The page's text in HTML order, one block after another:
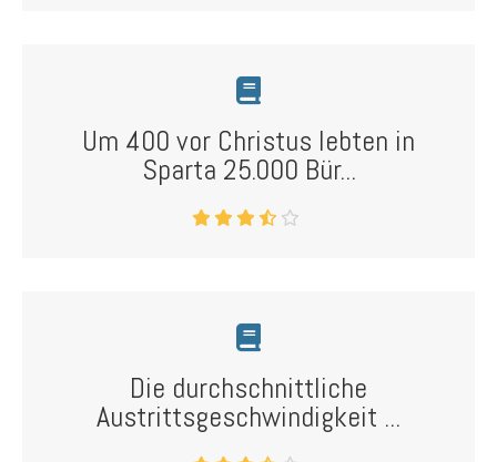
Um 400 vor Christus lebten in
Sparta 25.000 Bür...
Die durchschnittliche
Austrittsgeschwindigkeit ...